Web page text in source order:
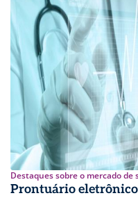
Destaques sobre o mercado de
Prontuário